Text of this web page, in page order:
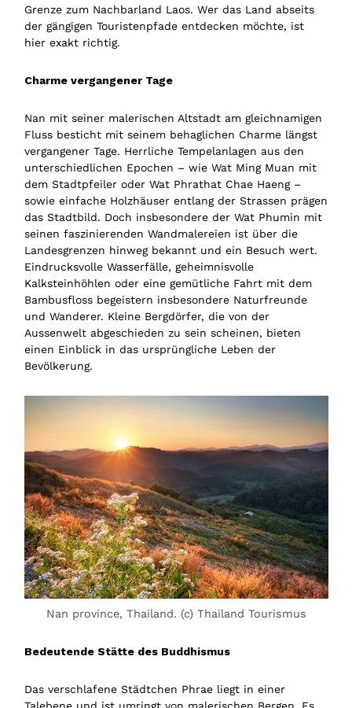
Grenze zum Nachbarland Laos. Wer das Land abseits
der gängigen Touristenpfade entdecken möchte, ist
hier exakt richtig.
Charme vergangener Tage
Nan mit seiner malerischen Altstadt am gleichnamigen
Fluss besticht mit seinem behaglichen Charme längst
vergangener Tage. Herrliche Tempelanlagen aus den
unterschiedlichen Epochen – wie Wat Ming Muan mit
dem Stadtpfeiler oder Wat Phrathat Chae Haeng –
sowie einfache Holzhäuser entlang der Strassen prägen
das Stadtbild. Doch insbesondere der Wat Phumin mit
seinen faszinierenden Wandmalereien ist über die
Landesgrenzen hinweg bekannt und ein Besuch wert.
Eindrucksvolle Wasserfälle, geheimnisvolle
Kalksteinhöhlen oder eine gemütliche Fahrt mit dem
Bambusfloss begeistern insbesondere Naturfreunde
und Wanderer. Kleine Bergdörfer, die von der
Aussenwelt abgeschieden zu sein scheinen, bieten
einen Einblick in das ursprüngliche Leben der
Bevölkerung.
Nan province, Thailand. (c) Thailand Tourismus
Bedeutende Stätte des Buddhismus
Das verschlafene Städtchen Phrae liegt in einer
Talebene und ist umringt von malerischen Bergen. Es